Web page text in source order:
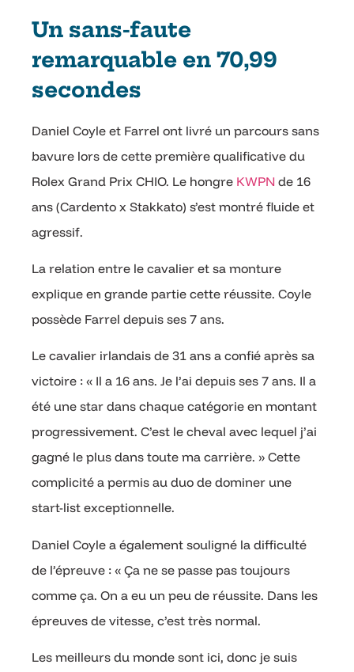
Un sans-faute
remarquable en 70,99
secondes
Daniel Coyle et Farrel ont livré un parcours sans
bavure lors de cette première qualificative du
Rolex Grand Prix CHIO. Le hongre KWPN de 16
ans (Cardento x Stakkato) s’est montré fluide et
agressif.
La relation entre le cavalier et sa monture
explique en grande partie cette réussite. Coyle
possède Farrel depuis ses 7 ans.
Le cavalier irlandais de 31 ans a confié après sa
victoire : « Il a 16 ans. Je l’ai depuis ses 7 ans. Il a
été une star dans chaque catégorie en montant
progressivement. C’est le cheval avec lequel j’ai
gagné le plus dans toute ma carrière. » Cette
complicité a permis au duo de dominer une
start-list exceptionnelle.
Daniel Coyle a également souligné la difficulté
de l’épreuve : « Ça ne se passe pas toujours
comme ça. On a eu un peu de réussite. Dans les
épreuves de vitesse, c’est très normal.
Les meilleurs du monde sont ici, donc je suis